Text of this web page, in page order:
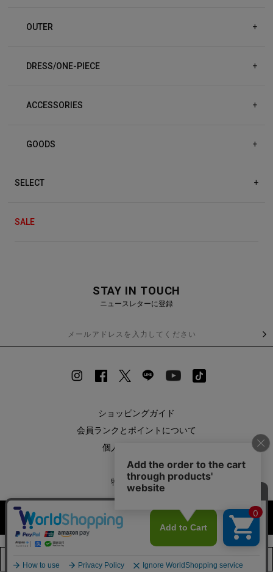
カラー・サイズを選択する
OUTER +
DRESS/ONE-PIECE +
ACCESSORIES +
GOODS +
SELECT +
SALE
STAY IN TOUCH
ニュースレターに登録
ショッピングガイド
会員ランクとポイントについて
個人情報保護方針
利用規約
特定商取引法
お問い合わせ
企業情報
【期間限定】
新規会員登録キャンペーン開催！
8月31日（月）23：59まで
詳しくは
こちら